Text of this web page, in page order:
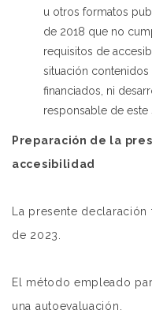
u otros formatos
de 2018 que no
requisitos de
situación
financiados, ni
responsable de este
Preparación de la
accesibilidad
La presente
de 2023.
El método empleado
una autoevaluación.